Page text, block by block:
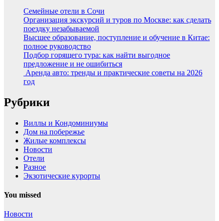
Семейные отели в Сочи
Организация экскурсий и туров по Москве: как сделать
поездку незабываемой
Высшее образование, поступление и обучение в Китае:
полное руководство
Подбор горящего тура: как найти выгодное
предложение и не ошибиться
Аренда авто: тренды и практические советы на 2026
год
Рубрики
Виллы и Кондоминиумы
Дом на побережье
Жилые комплексы
Новости
Отели
Разное
Экзотические курорты
You missed
Новости